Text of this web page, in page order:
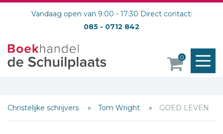
Vandaag open van 9:00 - 17:30 Direct contact:
085 - 0712 842
0
Christelijke schrijvers Tom Wright GOED LEVEN